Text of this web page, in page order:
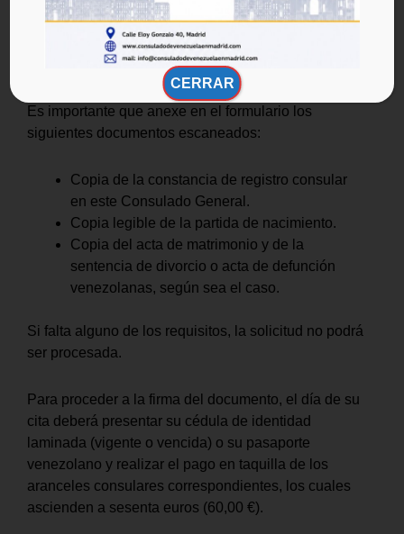
nuevas nupcias en esta oficina consular, el
interesado debe iniciar la solicitud en línea,
completar el formulario del trámite y posteriormente
elegir fecha para firmar y retirar el documento.
Es importante que anexe en el formulario los
siguientes documentos escaneados:
Copia de la constancia de registro consular
en este Consulado General.
Copia legible de la partida de nacimiento.
Copia del acta de matrimonio y de la
sentencia de divorcio o acta de defunción
venezolanas, según sea el caso.
Si falta alguno de los requisitos, la solicitud no podrá
ser procesada.
Para proceder a la firma del documento, el día de su
cita deberá presentar su cédula de identidad
laminada (vigente o vencida) o su pasaporte
venezolano y realizar el pago en taquilla de los
aranceles consulares correspondientes, los cuales
ascienden a sesenta euros (60,00 €).
CERRAR